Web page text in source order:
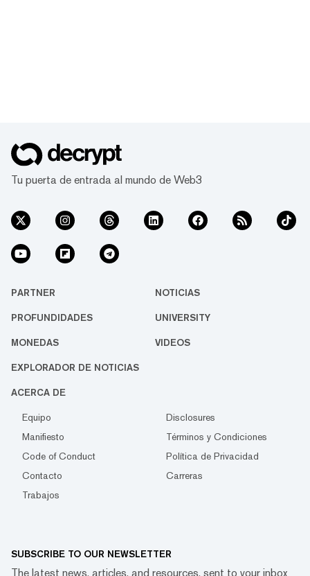
Tu puerta de entrada al mundo de Web3
PARTNER NOTICIAS
PROFUNDIDADES UNIVERSITY
MONEDAS VIDEOS
EXPLORADOR DE NOTICIAS
ACERCA DE
Equipo
Disclosures
Manifiesto
Términos y Condiciones
Code of Conduct
Política de Privacidad
Contacto
Carreras
Trabajos
SUBSCRIBE TO OUR NEWSLETTER
The latest news, articles, and resources, sent to your inbox